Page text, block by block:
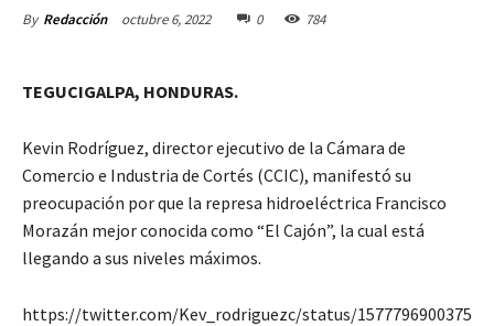
By Redacción octubre 6, 2022 0 784
TEGUCIGALPA, HONDURAS.
Kevin Rodríguez, director ejecutivo de la Cámara de
Comercio e Industria de Cortés (CCIC), manifestó su
preocupación por que la represa hidroeléctrica Francisco
Morazán mejor conocida como “El Cajón”, la cual está
llegando a sus niveles máximos.
https://twitter.com/Kev_rodriguezc/status/1577796900375